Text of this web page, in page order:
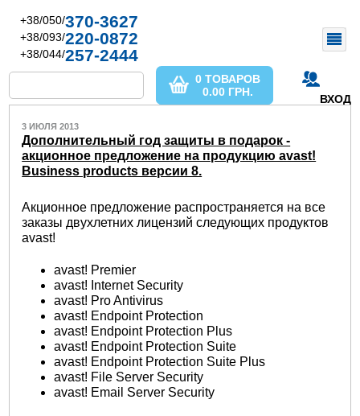
+38/050/370-3627
+38/093/220-0872
+38/044/257-2444
ВХОД
0 ТОВАРОВ
0.00 ГРН.
3 ИЮЛЯ 2013
Дополнительный год защиты в подарок -
акционное предложение на продукцию avast!
Business products версии 8.
Акционное предложение распространяется на все
заказы двухлетних лицензий следующих продуктов
avast!
avast! Premier
avast! Internet Security
avast! Pro Antivirus
avast! Endpoint Protection
avast! Endpoint Protection Plus
avast! Endpoint Protection Suite
avast! Endpoint Protection Suite Plus
avast! File Server Security
avast! Email Server Security